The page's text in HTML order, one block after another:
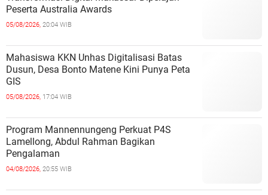
Peserta Australia Awards
05/08/2026, 20:04 WIB
Mahasiswa KKN Unhas Digitalisasi Batas
Dusun, Desa Bonto Matene Kini Punya Peta
GIS
05/08/2026, 17:04 WIB
Program Mannennungeng Perkuat P4S
Lamellong, Abdul Rahman Bagikan
Pengalaman
04/08/2026, 20:55 WIB